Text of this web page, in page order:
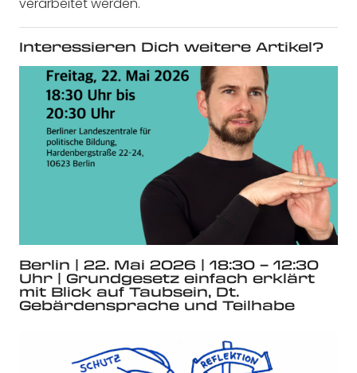
Interessieren Dich weitere Artikel?
Berlin | 22. Mai 2026 | 18:30 – 12:30
Uhr | Grundgesetz einfach erklärt
mit Blick auf Taubsein, Dt.
Gebärdensprache und Teilhabe